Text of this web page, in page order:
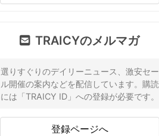
TRAICYのメルマガ
選りすぐりのデイリーニュース、激安セー
ル開催の案内などを配信しています。購読
には「TRAICY ID」への登録が必要です。
登録ページへ